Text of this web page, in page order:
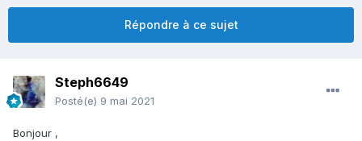
Répondre à ce sujet
Steph6649
Posté(e) 9 mai 2021
Bonjour ,